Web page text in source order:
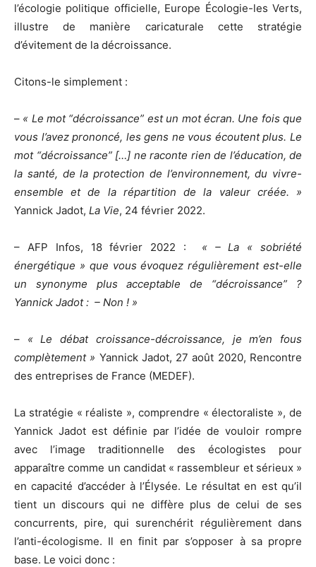
l’écologie politique officielle, Europe Écologie-les Verts,
illustre de manière caricaturale cette stratégie
d’évitement de la décroissance.
Citons-le simplement :
– « Le mot “décroissance” est un mot écran. Une fois que
vous l’avez prononcé, les gens ne vous écoutent plus. Le
mot “décroissance” […] ne raconte rien de l’éducation, de
la santé, de la protection de l’environnement, du vivre-
ensemble et de la répartition de la valeur créée. »
Yannick Jadot, La Vie, 24 février 2022.
– AFP Infos, 18 février 2022 : « – La « sobriété
énergétique » que vous évoquez régulièrement est-elle
un synonyme plus acceptable de “décroissance” ?
Yannick Jadot : – Non ! »
– « Le débat croissance-décroissance, je m’en fous
complètement » Yannick Jadot, 27 août 2020, Rencontre
des entreprises de France (MEDEF).
La stratégie « réaliste », comprendre « électoraliste », de
Yannick Jadot est définie par l’idée de vouloir rompre
avec l’image traditionnelle des écologistes pour
apparaître comme un candidat « rassembleur et sérieux »
en capacité d’accéder à l’Élysée. Le résultat en est qu’il
tient un discours qui ne diffère plus de celui de ses
concurrents, pire, qui surenchérit régulièrement dans
l’anti-écologisme. Il en finit par s’opposer à sa propre
base. Le voici donc :